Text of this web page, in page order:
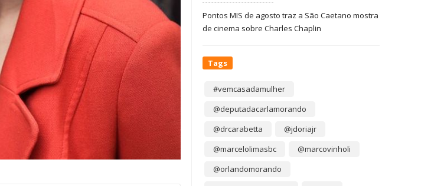
Pontos MIS de agosto traz a São Caetano mostra
de cinema sobre Charles Chaplin
Tags
#vemcasadamulher
@deputadacarlamorando
@drcarabetta
@jdoriajr
@marcelolimasbc
@marcovinholi
@orlandomorando